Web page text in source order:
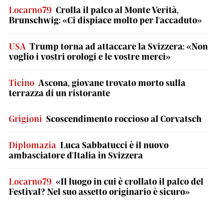
Locarno79 Crolla il palco al Monte Verità,
Brunschwig: «Ci dispiace molto per l'accaduto»
USA Trump torna ad attaccare la Svizzera: «Non
voglio i vostri orologi e le vostre merci»
Ticino Ascona, giovane trovato morto sulla
terrazza di un ristorante
Grigioni Scoscendimento roccioso al Corvatsch
Diplomazia Luca Sabbatucci è il nuovo
ambasciatore d'Italia in Svizzera
Locarno79 «Il luogo in cui è crollato il palco del
Festival? Nel suo assetto originario è sicuro»